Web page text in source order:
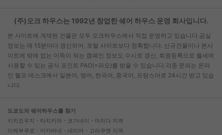
(주)오크 하우스는 1992년 창업한 쉐어 하우스 운영 회사입니다.
본 사이트에 게재된 건물은 모두 오크하우스에서 직접 운영하고 있습니다.공실
정보는 매 15분마다 갱신되어, 포털 사이트보다 정확합니다. 신규건물이나 본사
이트에 밖에 없는 이득이 되는 캠페인 정보도 수시로 갱신, 회원등록으로 월세에
사용할 수 있는 공식 포인트 PAO(=파오)를 받을 수 있습니다.각종 문의는 온라
인 헬프 데스크에서 일본어, 영어, 한국어, 중국어, 프랑스어로 24시간 받고 있습
니다.
도쿄도의 쉐어하우스를 찾기
키치죠우지・타치카와・코가네이・마치다 지역
이케부쿠로・아카바네・네리마・고라쿠엔 지역